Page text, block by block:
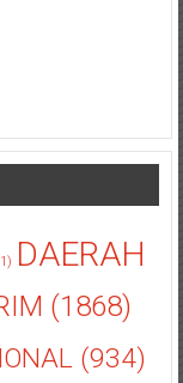
DAERAH
(1868)
(934)